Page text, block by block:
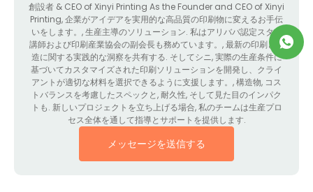
創設者 & CEO of Xinyi Printing As the Founder and CEO of Xinyi
Printing, 企業がアイデアを実用的な高品質の印刷物に変えるお手伝
いをします。, 生産主導のソリューション. 私はアリババ認定スター
講師および印刷産業協会の副会長も務めています。, 最新の印刷と製
造に関する実践的な洞察を共有する. そしてシニ, 実際の生産条件に
基づいてカスタマイズされた印刷ソリューションを開発し、クライ
アントが適切な材料を選択できるように支援します。, 構造物, コス
トバランスを考慮したスペックと, 耐久性, そして見た目のインパク
トも. 新しいプロジェクトを立ち上げる場合, 私のチームは生産プロ
セス全体を通して指導とサポートを提供します.
メッセージを送信する